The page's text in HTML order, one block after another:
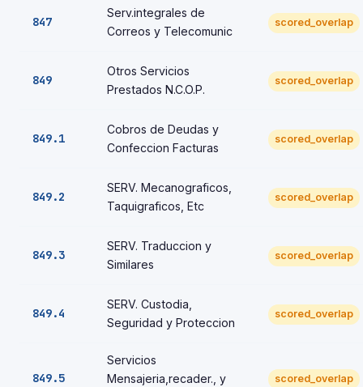
847
Serv.integrales de
Correos y Telecomunic
scored_overlap
849
Otros Servicios
Prestados N.C.O.P.
scored_overlap
849.1
Cobros de Deudas y
Confeccion Facturas
scored_overlap
849.2
SERV. Mecanograficos,
Taquigraficos, Etc
scored_overlap
849.3
SERV. Traduccion y
Similares
scored_overlap
849.4
SERV. Custodia,
Seguridad y Proteccion
scored_overlap
849.5
Servicios
Mensajeria,recader., y
scored_overlap